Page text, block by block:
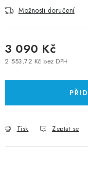
Možnosti doručení
3 090 Kč
2 553,72 Kč bez DPH
Tisk Zeptat se